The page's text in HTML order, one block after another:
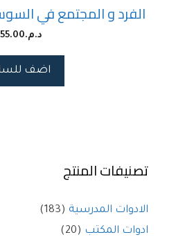
الفرد و المجتمع في
د.م.55.00
اضف
تصنيفات المنتج
الادوات المدرسية (183)
ادوات المكتب (20)